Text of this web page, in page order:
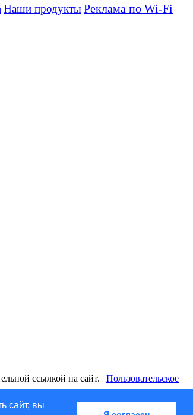
сайт, вы
Наши продуктыРеклама по Wi-Fi
ссылкой на сайт. | Пользовательское